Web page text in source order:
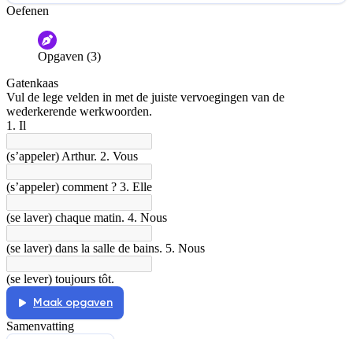
Help ons de video te verbeteren
De audio is slecht
Informatie is onjuist
De docent is te langdradig
De uitleg gaat te langzaam
Oefenen
Opgaven (3)
Gatenkaas
Vul de lege velden in met de juiste vervoegingen van de
wederkerende werkwoorden.
1. Il
(s’appeler) Arthur. 2. Vous
(s’appeler) comment ? 3. Elle
(se laver) chaque matin. 4. Nous
(se laver) dans la salle de bains. 5. Nous
(se lever) toujours tôt.
Maak opgaven
Samenvatting